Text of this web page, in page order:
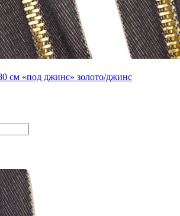
см «под джинс» золото/джинс